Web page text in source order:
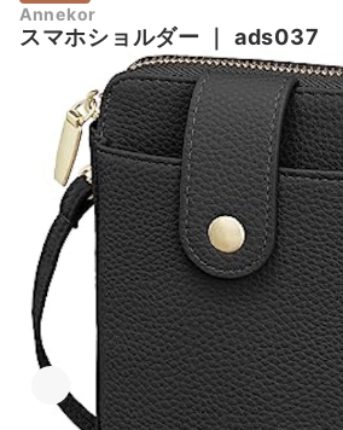
Annekor
スマホショルダー ｜ ads037